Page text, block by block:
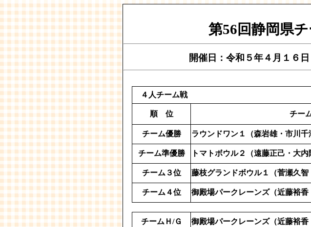
第56回静岡県チーム
開催日：令和５年４月１
４人チーム戦
順 位 チー
チーム優勝 ラウンドワン１（森岩雄・市川千
チーム準優勝 トマトボウル２（遠藤正己・大
チーム３位 藤枝グランドボウル１（菅瀬久智
チーム４位 御殿場パークレーンズ（近藤裕香
チームＨ/Ｇ 御殿場パークレーンズ（近藤裕香